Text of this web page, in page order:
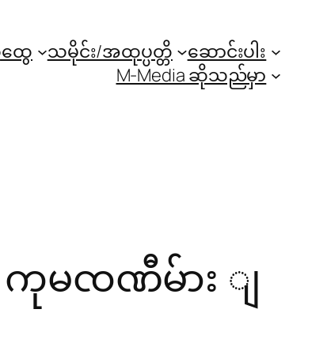
ေ သမိုင်း/အထုပ္ပတ္တိ
ဆောင်းပါး
M-Media ဆိုသည်မှာ
ကုမၸဏီမ်ား ျ